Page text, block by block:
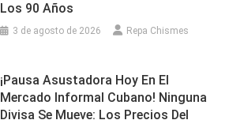
Los 90 Años
3 de agosto de 2026 Repa Chismes
¡Pausa Asustadora Hoy En El
Mercado Informal Cubano! Ninguna
Divisa Se Mueve: Los Precios Del